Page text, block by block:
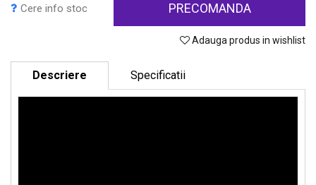
Cere info stoc PRECOMANDA
Adauga produs in wishlist
Descriere Specificatii